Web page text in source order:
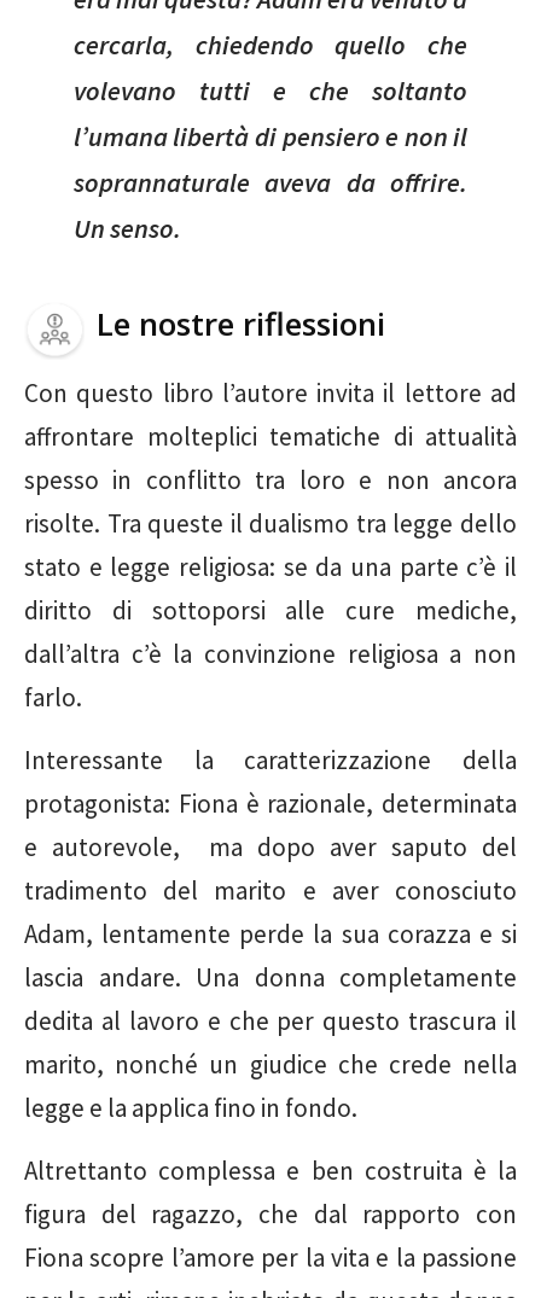
cercarla, chiedendo quello che
volevano tutti e che soltanto
l’umana libertà di pensiero e non il
soprannaturale aveva da offrire.
Un senso.
Le nostre riflessioni
Con questo libro l’autore invita il lettore ad
affrontare molteplici tematiche di attualità
spesso in conflitto tra loro e non ancora
risolte. Tra queste il dualismo tra legge dello
stato e legge religiosa: se da una parte c’è il
diritto di sottoporsi alle cure mediche,
dall’altra c’è la convinzione religiosa a non
farlo.
Interessante la caratterizzazione della
protagonista: Fiona è razionale, determinata
e autorevole, ma dopo aver saputo del
tradimento del marito e aver conosciuto
Adam, lentamente perde la sua corazza e si
lascia andare. Una donna completamente
dedita al lavoro e che per questo trascura il
marito, nonché un giudice che crede nella
legge e la applica fino in fondo.
Altrettanto complessa e ben costruita è la
figura del ragazzo, che dal rapporto con
Fiona scopre l’amore per la vita e la passione